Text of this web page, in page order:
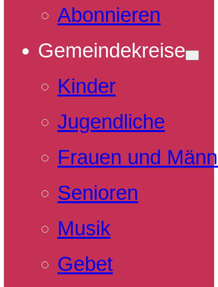
Abonnieren
Gemeindekreise
Kinder
Jugendliche
Frauen und
Senioren
Musik
Gebet